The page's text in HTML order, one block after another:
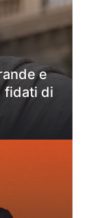
e
fidati di